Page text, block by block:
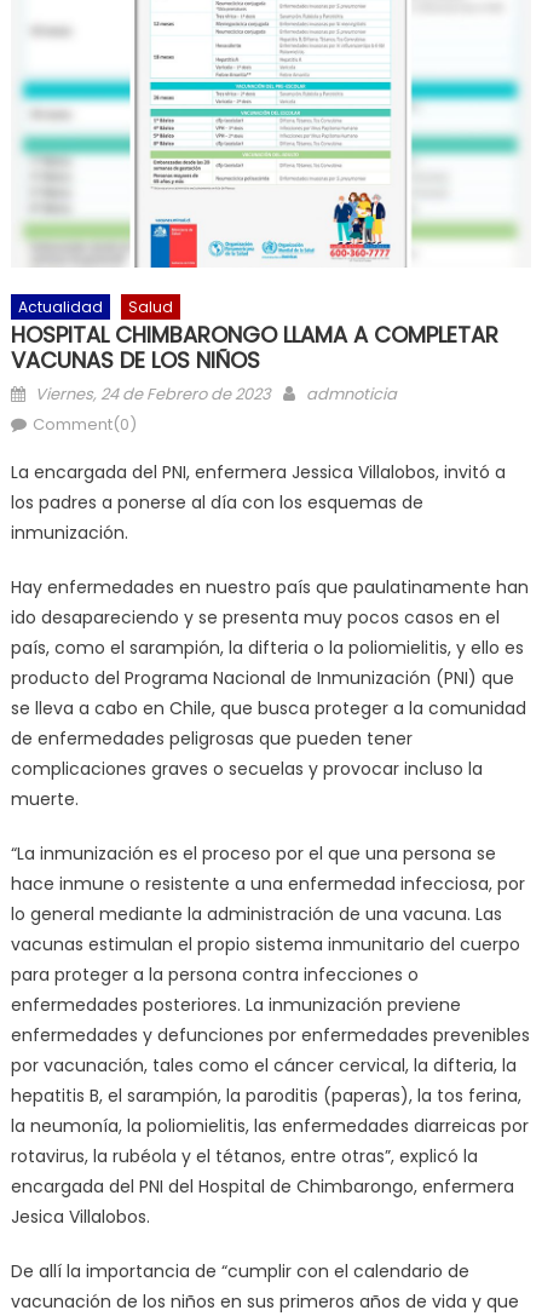
Actualidad Salud
HOSPITAL CHIMBARONGO LLAMA A COMPLETAR
VACUNAS DE LOS NIÑOS
Posted on
Viernes, 24 de Febrero de 2023 Author
admnoticia
Comment(0)
La encargada del PNI, enfermera Jessica Villalobos, invitó a
los padres a ponerse al día con los esquemas de
inmunización.
Hay enfermedades en nuestro país que paulatinamente han
ido desapareciendo y se presenta muy pocos casos en el
país, como el sarampión, la difteria o la poliomielitis, y ello es
producto del Programa Nacional de Inmunización (PNI) que
se lleva a cabo en Chile, que busca proteger a la comunidad
de enfermedades peligrosas que pueden tener
complicaciones graves o secuelas y provocar incluso la
muerte.
“La inmunización es el proceso por el que una persona se
hace inmune o resistente a una enfermedad infecciosa, por
lo general mediante la administración de una vacuna. Las
vacunas estimulan el propio sistema inmunitario del cuerpo
para proteger a la persona contra infecciones o
enfermedades posteriores. La inmunización previene
enfermedades y defunciones por enfermedades prevenibles
por vacunación, tales como el cáncer cervical, la difteria, la
hepatitis B, el sarampión, la paroditis (paperas), la tos ferina,
la neumonía, la poliomielitis, las enfermedades diarreicas por
rotavirus, la rubéola y el tétanos, entre otras”, explicó la
encargada del PNI del Hospital de Chimbarongo, enfermera
Jesica Villalobos.
De allí la importancia de “cumplir con el calendario de
vacunación de los niños en sus primeros años de vida y que